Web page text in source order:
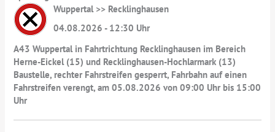
Wuppertal >> Recklinghausen
04.08.2026 - 12:30 Uhr
A43 Wuppertal in Fahrtrichtung Recklinghausen im Bereich
Herne-Eickel (15) und Recklinghausen-Hochlarmark (13)
Baustelle, rechter Fahrstreifen gesperrt, Fahrbahn auf einen
Fahrstreifen verengt, am 05.08.2026 von 09:00 Uhr bis 15:00
Uhr